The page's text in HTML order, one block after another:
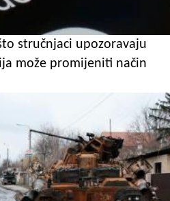
stručnjaci upozoravaju
može promijeniti način